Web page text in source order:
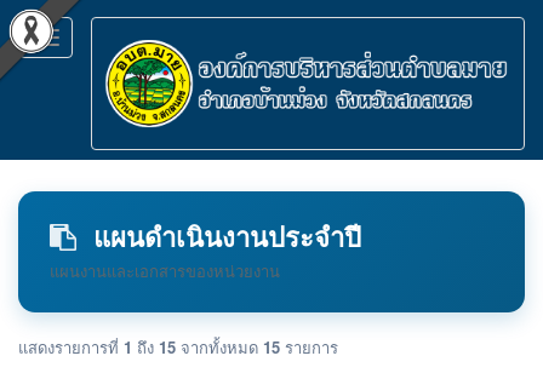
Toggle
navigation
แผนดำเนินงานประจำปี
แผนงานและเอกสารของหน่วยงาน
แสดงรายการที่ 1 ถึง 15 จากทั้งหมด 15 รายการ